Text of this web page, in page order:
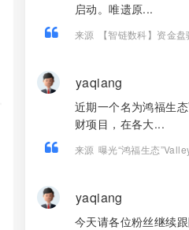
启动。唯遗原...
来源
【智链数科】资金
yaqiang
近期一个名为鸿福生
财项目，在各大...
来源 曝光“鸿福生态
yaqiang
今天请各位粉丝继续